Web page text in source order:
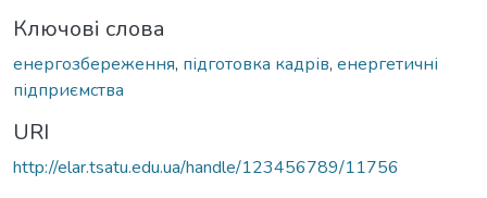
Ключові слова
енергозбереження, підготовка кадрів, енергетичні
підприємства
URI
http://elar.tsatu.edu.ua/handle/123456789/11756